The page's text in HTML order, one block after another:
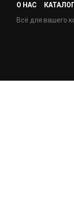
О НАС
Всё для вашего